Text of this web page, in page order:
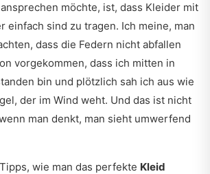
möchte, ist, dass Kleider mit
einfach sind zu tragen. Ich meine, man
dass die Federn nicht abfallen
vorgekommen, dass ich mitten in
bin und plötzlich sah ich aus wie
der im Wind weht. Und das ist nicht
man denkt, man sieht umwerfend
wie man das perfekte Kleid